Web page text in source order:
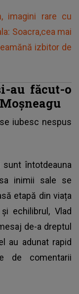
imagini rare cu
Soacra,cea mai
izbitor de
au făcut-o
iubesc nespus
întotdeauna
inimii sale se
etapă din viața
echilibrul, Vlad
de-a dreptul
au adunat rapid
de comentarii